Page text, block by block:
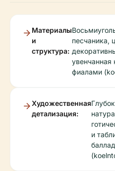
Материалы
и
структура:
песчаника,
увенчанная
фиалами
Художественная
детализация:
и